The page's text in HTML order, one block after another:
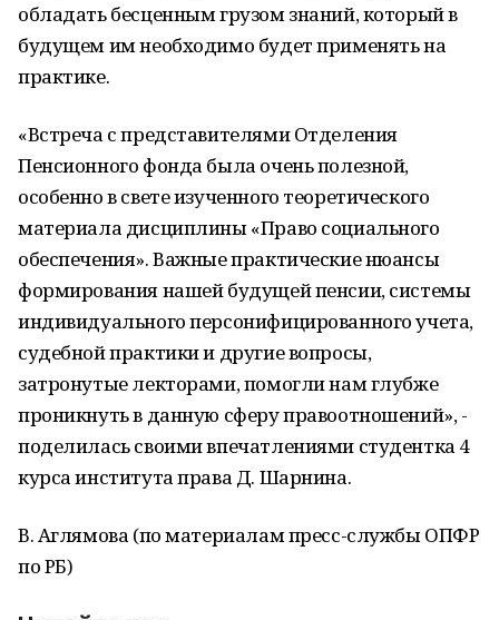
обладать бесценным грузом знаний, который в
будущем им необходимо будет применять на
практике.
«Встреча с представителями Отделения
Пенсионного фонда была очень полезной,
особенно в свете изученного теоретического
материала дисциплины «Право социального
обеспечения». Важные практические нюансы
формирования нашей будущей пенсии, системы
индивидуального персонифицированного учета,
судебной практики и другие вопросы,
затронутые лекторами, помогли нам глубже
проникнуть в данную сферу правоотношений», -
поделилась своими впечатлениями студентка 4
курса института права Д. Шарнина.
В. Аглямова (по материалам пресс-службы ОПФР
по РБ)